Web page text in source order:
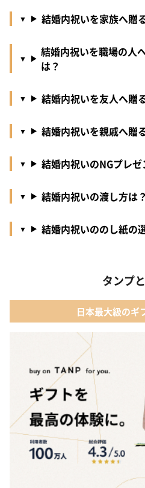
結婚内祝いを家族へ贈
結婚内祝いを職場の人
は？
結婚内祝いを友人へ贈
結婚内祝いを親戚へ贈
結婚内祝いのNGプレゼ
結婚内祝いの渡し方は？
結婚内祝いののし紙の
タンプ
日本最大級のギ